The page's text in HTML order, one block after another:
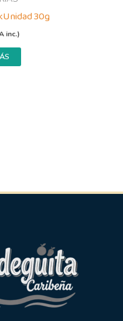
30g
inc.)